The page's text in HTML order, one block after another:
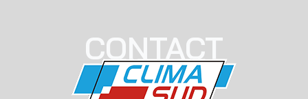
CONTACT